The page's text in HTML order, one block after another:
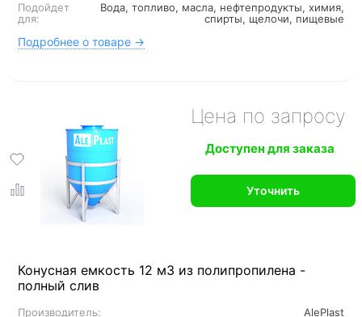
Подойдет
для:
Вода, топливо, масла, нефтепродукты, химия,
спирты, щелочи, пищевые
Подробнее о товаре →
Конусная емкость 12 м3 из полипропилена -
полный слив
Производитель:
AlePlast
Цена по запросу
Доступен для заказа
Уточнить